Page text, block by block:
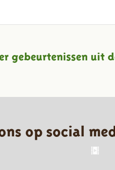
gebeurtenissen uit
op social